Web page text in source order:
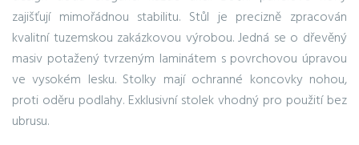
zajišťují mimořádnou stabilitu. Stůl je precizně zpracován
kvalitní tuzemskou zakázkovou výrobou. Jedná se o dřevěný
masiv potažený tvrzeným laminátem s povrchovou úpravou
ve vysokém lesku. Stolky mají ochranné koncovky nohou,
proti oděru podlahy. Exklusivní stolek vhodný pro použití bez
ubrusu.